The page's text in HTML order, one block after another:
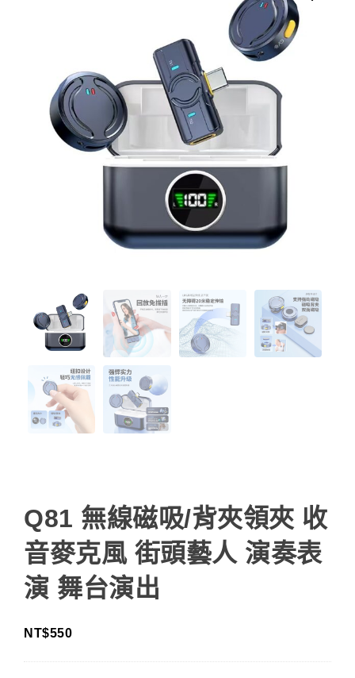
Q81 無線磁吸/背夾領夾 收
音麥克風 街頭藝人 演奏表
演 舞台演出
NT$550